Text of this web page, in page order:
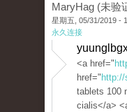
MaryHag (未验
星期五, 05/31/2019 -
永久连接
<a href="
href="
tablets 100
cialis</a>